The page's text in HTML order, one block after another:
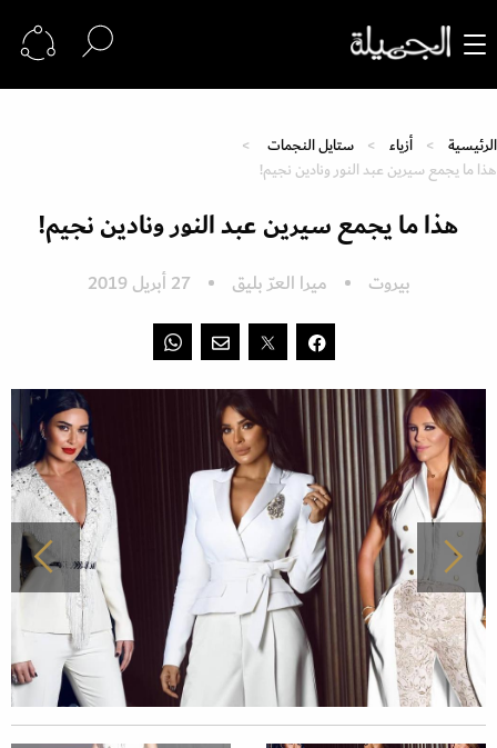
الرئيسية أزياء
ستايل النجمات
هذا ما يجمع سيرين عبد النور ونادين نجيم!
هذا ما يجمع سيرين عبد النور ونادين نجيم!
بيروت ميرا العرّ بليق 27 أبريل 2019